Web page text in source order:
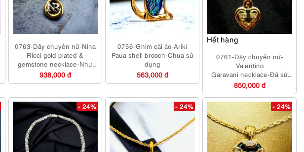
0763-Dây chuyền nữ-Nina
Ricci gold plated &
gemstone necklace-Như
mới
938,000 đ
0756-Ghim cài áo-Ariki
Paua shell brooch-Chưa sử
dụng
563,000 đ
Hết hàng
0761-Dây chuyền nữ-
Valentino
Garavani necklace-Đã sử
dụng
850,000 đ
- 24% - 24% - 24%